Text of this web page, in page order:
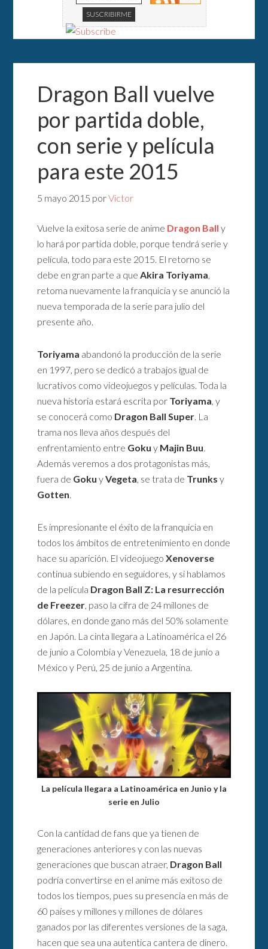
Dragon Ball vuelve
por partida doble,
con serie y película
para este 2015
5 mayo 2015 porVictor
Vuelve la exitosa serie de anime Dragon Ball y
lo hará por partida doble, porque tendrá serie y
película, todo para este 2015. El retorno se
debe en gran parte a queAkira Toriyama,
retoma nuevamente la franquicia y se anunció la
nueva temporada de la serie para julio del
presente año.
Toriyama abandonó la producción de la serie
en 1997, pero se dedicó a trabajos igual de
lucrativos como videojuegos y películas. Toda la
nueva historia estará escrita por Toriyama, y
se conocerá como Dragon Ball Super. La
trama nos lleva años después del
enfrentamiento entre Gokuy Majin Buu.
Además veremos a dos protagonistas más,
fuera de GokuyVegeta, se trata de Trunks y
Gotten.
Es impresionante el éxito de la franquicia en
todos los ámbitos de entretenimiento en donde
hace su aparición. El videojuegoXenoverse
continua subiendo en seguidores, y si hablamos
de la película Dragon Ball Z: La resurrección
de Freezer, paso la cifra de 24 millones de
dólares, en donde gano más del 50% solamente
en Japón. La cinta llegara a Latinoamérica el 26
de junio a Colombia y Venezuela, 18 de junio a
México y Perú, 25 de junio a Argentina.
La película llegara a Latinoamérica en Junio y la
serie en Julio
Con la cantidad de fans que ya tienen de
generaciones anteriores y con las nuevas
generaciones que buscan atraer, Dragon Ball
podría convertirse en el anime más exitoso de
todos los tiempos, pues su presencia en más de
60 países y millones y millones de dólares
ganados por las diferentes versiones de la saga,
hacen que sea una autentica cantera de dinero.